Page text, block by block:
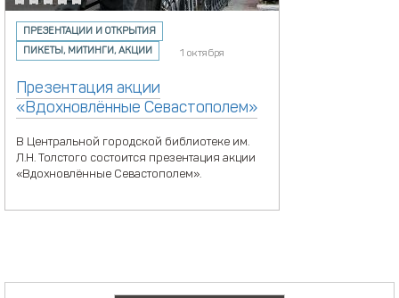
ПРЕЗЕНТАЦИИ И ОТКРЫТИЯ
ПИКЕТЫ, МИТИНГИ, АКЦИИ
1 октября
Презентация акции
«Вдохновлённые Севастополем»
В Центральной городской библиотеке им.
Л.Н. Толстого состоится презентация акции
«Вдохновлённые Севастополем».